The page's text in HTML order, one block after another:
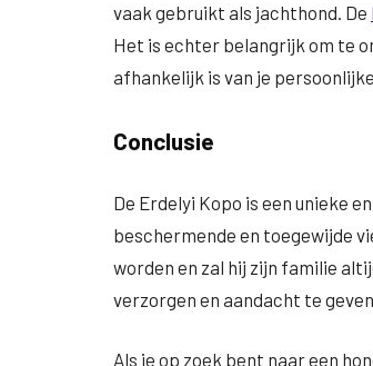
vaak gebruikt als jachthond. De
Het is echter belangrijk om te
afhankelijk is van je
Conclusie
De Erdelyi Kopo is een unieke
beschermende en toegewijde
worden en zal hij zijn familie
verzorgen en aandacht te
Als je op zoek bent naar een